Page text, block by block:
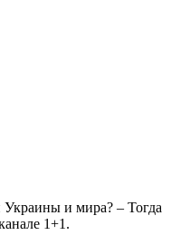
Украины и мира? – Тогда
1+1.